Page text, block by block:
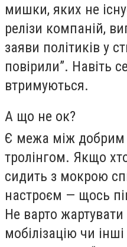
мишки, яких не
релізи компаній,
заяви політиків у
повірили”. Навіть
втримуються.
А що не ок?
Є межа між добрим
тролінгом. Якщо
сидить з мокрою
настроєм — щось
Не варто
мобілізацію чи